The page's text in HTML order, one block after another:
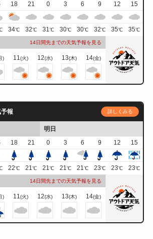
18 21 0 3 6 9 12
15
34℃ 32℃ 31℃ 30℃ 30℃ 32℃ 35℃ 35℃
14日間先までの天気予報を見る
) 11(火) 12(水) 13(木) 14(金)
報 詳しくみる
明日
18 21 0 3 6 9 12
15
22℃ 21℃ 21℃ 21℃ 21℃ 23℃ 23℃ 23℃
14日間先までの天気予報を見る
) 11 (火) 12(水) 13(木) 14(金)